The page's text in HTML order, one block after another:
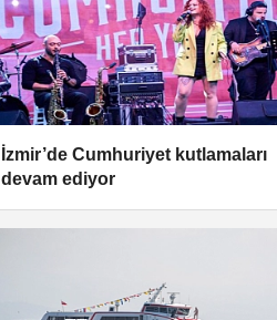
İzmir’de Cumhuriyet kutlamaları
devam ediyor